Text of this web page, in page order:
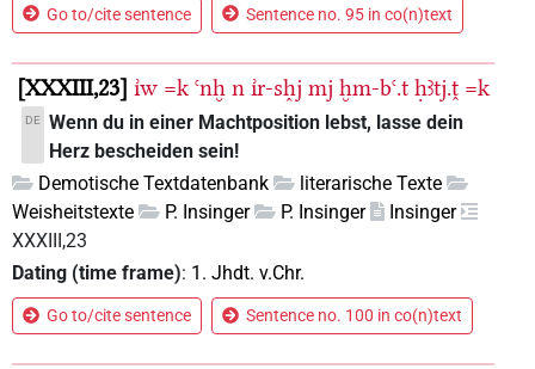
Go to/cite sentence Sentence no. 95 in co(n)text
XXXIII,23 ı͗w =k ꜥnḫ n ı͗r-sh̭j mj ḫm-bꜥ.t ḥꜣtj.ṱ =k
DE Wenn du in einer Machtposition lebst, lasse dein
Herz bescheiden sein!
Demotische Textdatenbank
literarische Texte
Weisheitstexte
P. Insinger P. Insinger
Insinger
XXXIII,23
Dating (time frame): 1. Jhdt. v.Chr.
Go to/cite sentence Sentence no. 100 in co(n)text